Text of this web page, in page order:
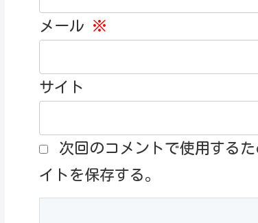
メール ※
サイト
次回のコメントで使用する
イトを保存する。